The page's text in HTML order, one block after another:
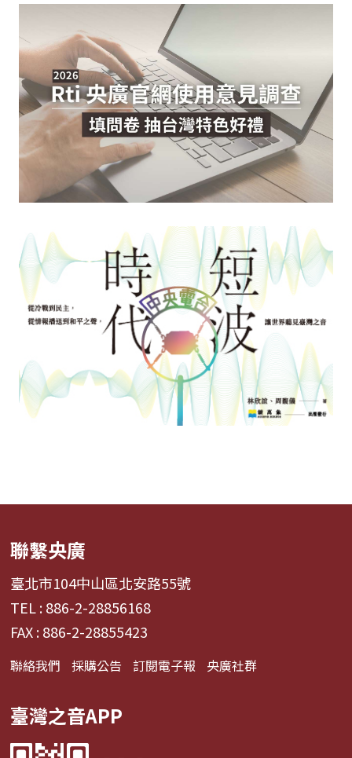
聯繫央廣
臺北市104中山區北安路55號
TEL : 886-2-28856168
FAX : 886-2-28855423
聯絡我們 採購公告 訂閱電子報 央廣社群
臺灣之音APP